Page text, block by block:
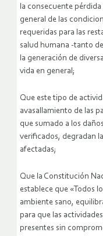
la consecuente
general de las
requeridas para las
salud humana -tanto
la generación de
vida en general;
Que este tipo de
avasallamiento de las
que sumado a los
verificados, degradan
afectadas;
Que la Constitución
establece que «Todos
ambiente sano,
para que las
presentes sin